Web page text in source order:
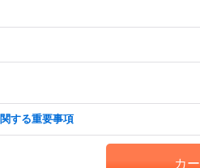
する重要事項